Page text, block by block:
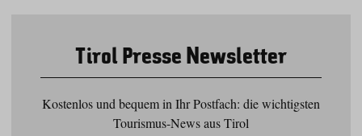
Tirol Presse Newsletter
Kostenlos und bequem in Ihr Postfach: die wichtigsten
Tourismus-News aus Tirol